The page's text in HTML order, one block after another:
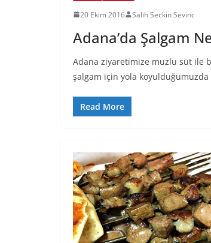
20 Ekim 2016 Salih Seckin Sevinc
Adana’da Şalgam
Adana ziyaretimize muzlu süt ile
şalgam için yola koyulduğumuzda
Read More